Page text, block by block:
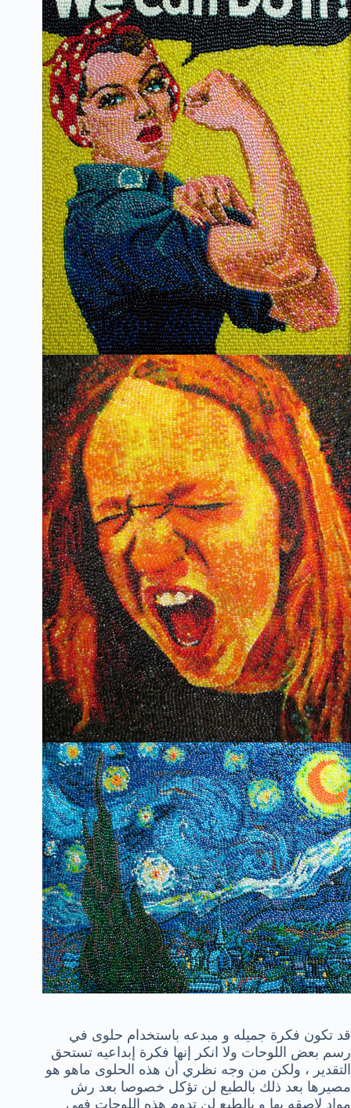
قد تكون فكرة جميله و مبدعه باستخدام حلوى في
رسم بعض اللوحات ولا انكر إنها فكرة إبداعيه تستحق
التقدير ، ولكن من وجه نظري أن هذه الحلوى ماهو هو
مصيرها بعد ذلك بالطبع لن تؤكل خصوصا بعد رش
مواد لاصقه بها و بالطبع لن تدوم هذه اللوحات فهي